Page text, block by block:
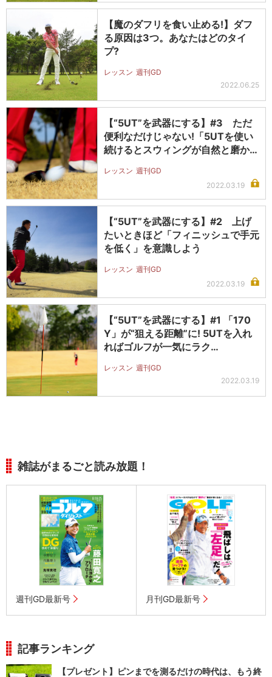
【魔のダフリを食い止める!】ダフ
る原因は3つ。あなたはどのタイ
プ?
レッスン 週刊GD
2022.06.25
【“5UT”を武器にする】#3 ただ
便利なだけじゃない!「5UTを使い
続けるとスウィングが自然と磨か…
レッスン 週刊GD
2022.03.19
【“5UT”を武器にする】#2 上げ
たいときほど「フィニッシュで手元
を低く」を意識しよう
レッスン 週刊GD
2022.03.19
【“5UT”を武器にする】#1 「170
Y」が“狙える距離”に! 5UTを入れ
ればゴルフが一気にラク…
レッスン 週刊GD
2022.03.19
雑誌がまるごと読み放題！
週刊GD最新号 月刊GD最新号
記事ランキング
【プレゼント】ピンまでを測るだけの時代は、もう終